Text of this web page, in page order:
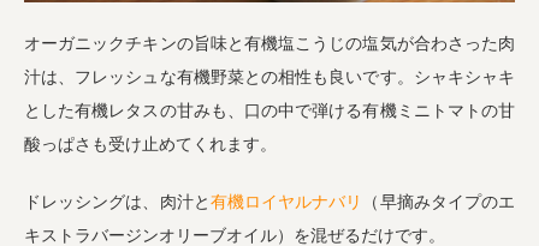
オーガニックチキンの旨味と有機塩こうじの塩気が合わさった肉
汁は、フレッシュな有機野菜との相性も良いです。シャキシャキ
とした有機レタスの甘みも、口の中で弾ける有機ミニトマトの甘
酸っぱさも受け止めてくれます。
ドレッシングは、肉汁と有機ロイヤルナバリ
（早摘みタイプのエ
キストラバージンオリーブオイル）を混ぜるだけです。